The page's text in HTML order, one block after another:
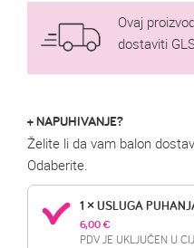
Ovaj
dostaviti
+ NAPUHIVANJE?
Želite li da vam balon
Odaberite.
1 × USLUGA
6,00 €
PDV JE UKLJUČEN U